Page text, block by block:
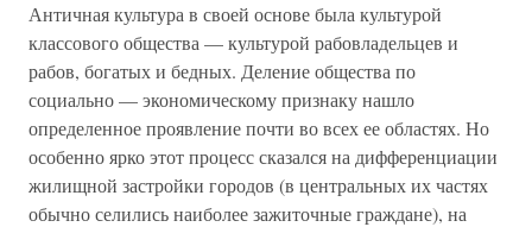
Античная культура в своей основе была культурой
классового общества — культурой рабовладельцев и
рабов, богатых и бедных. Деление общества по
социально — экономическому признаку нашло
определенное проявление почти во всех ее областях. Но
особенно ярко этот процесс сказался на дифференциации
жилищной застройки городов (в центральных их частях
обычно селились наиболее зажиточные граждане), на